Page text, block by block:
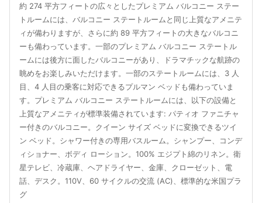
約 274 平方フィートの広々としたプレミアム バルコニー ステー
トルームには、バルコニー ステートルームと同じ上質なアメニテ
ィが備わりますが、さらに約 89 平方フィートの大きなバルコニ
ーも備わっています。一部のプレミアム バルコニー ステートル
ームには後方に面したバルコニーがあり、ドラマチックな航跡の
眺めをお楽しみいただけます。一部のステートルームには、3 人
目、4 人目の乗客に対応できるプルマン ベッドも備わっていま
す。プレミアム バルコニー ステートルームには、以下の設備と
上質なアメニティが標準装備されています: パティオ ファニチャ
ー付きのバルコニー。クイーン サイズ ベッドに変換できるツイ
ン ベッド。シャワー付きの専用バスルーム。シャンプー、コンデ
ィショナー、ボディ ローション。100% エジプト綿のリネン。衛
星テレビ、冷蔵庫、ヘアドライヤー、金庫、クローゼット、電
話、デスク。110V、60 サイクルの交流 (AC)、標準的な米国プラ
グ